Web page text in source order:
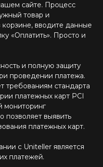
сайте. Процесс
товар и
вводите данные
«Оплатить». Просто и
и полную защиту
проведении платежа.
требованиям стандарта
платежных карт PCI
мониторинг
позволяет выявить
платежных карт.
с Uniteller является
платежей.